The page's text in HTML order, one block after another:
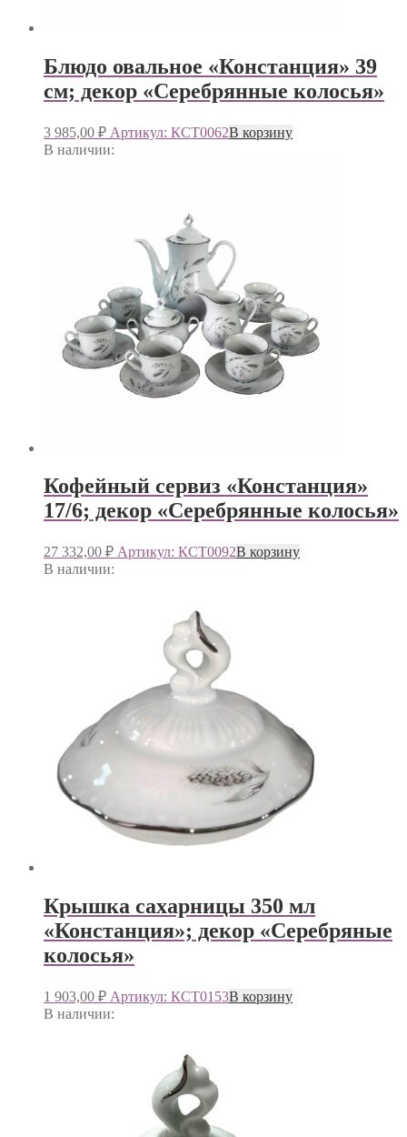
Блюдо овальное «Констанция» 39
см; декор «Серебрянные колосья»
3 985,00 ₽ Артикул: КСТ0062В корзину
В наличии:
Кофейный сервиз «Констанция»
17/6; декор «Серебрянные колосья»
27 332,00 ₽ Артикул: КСТ0092В корзину
В наличии:
Крышка сахарницы 350 мл
«Констанция»; декор «Серебряные
колосья»
1 903,00 ₽ Артикул: КСТ0153В корзину
В наличии: